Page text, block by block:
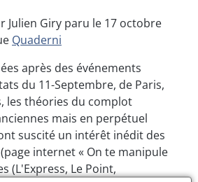
Julien Giry paru le 17 octobre
Quaderni
après des événements
du 11-Septembre, de Paris,
les théories du complot
mais en perpétuel
suscité un intérêt inédit des
internet « On te manipule
(L'Express, Le Point,